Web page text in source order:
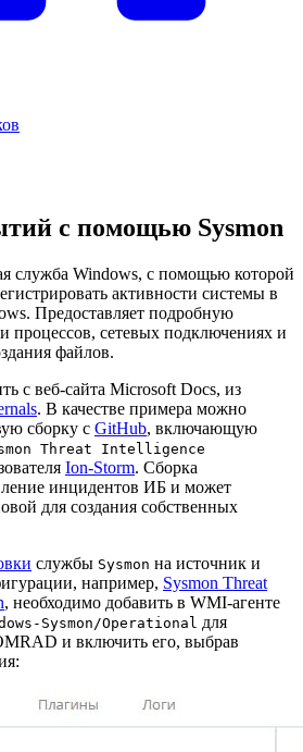
с помощью Sysmon
служба Windows, с помощью которой
активности системы в
Предоставляет подробную
процессов, сетевых подключениях и
файлов.
с веб-сайта Microsoft Docs, из
. В качестве примера можно
сборку с GitHub, включающую
Threat Intelligence
Ion-Storm. Сборка
инцидентов ИБ и может
для создания собственных
службы Sysmon на источник и
например, Sysmon Threat
, необходимо добавить в WMI-агенте
Sysmon/Operational для
и включить его, выбрав